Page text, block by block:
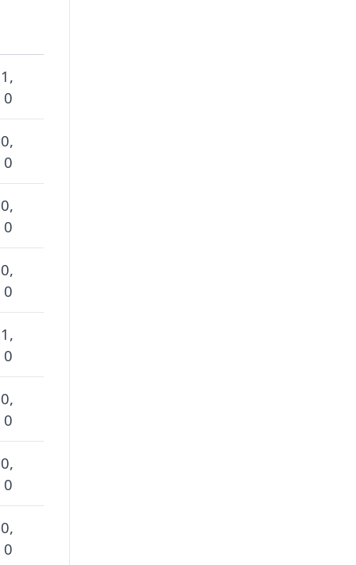
0
0
0
0
0
0
0
0